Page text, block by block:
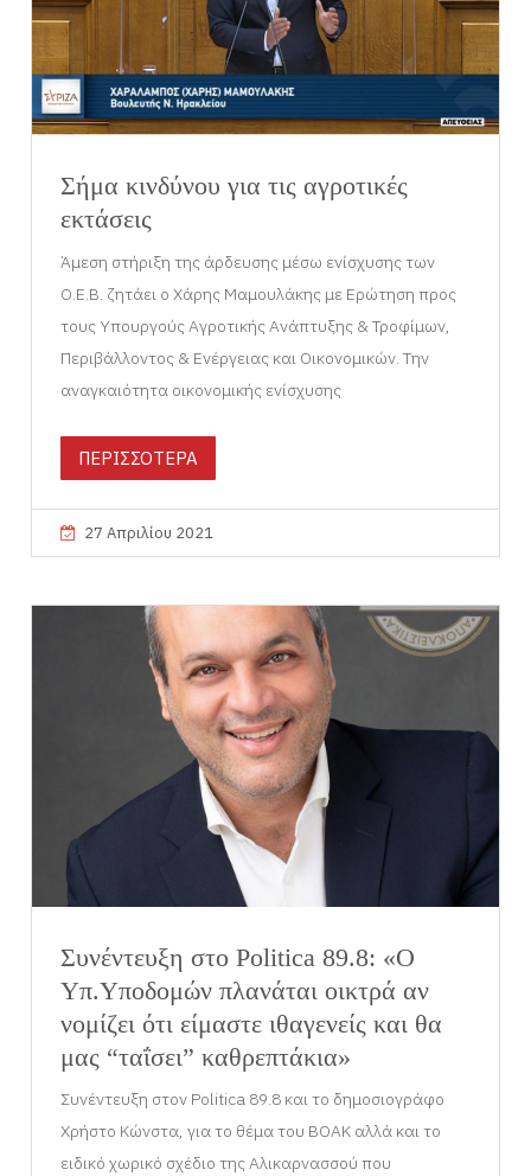
Σήμα κινδύνου για τις αγροτικές
εκτάσεις
Άμεση στήριξη της άρδευσης μέσω ενίσχυσης των
Ο.Ε.Β. ζητάει ο Χάρης Μαμουλάκης με Ερώτηση προς
τους Υπουργούς Αγροτικής Ανάπτυξης & Τροφίμων,
Περιβάλλοντος & Ενέργειας και Οικονομικών. Την
αναγκαιότητα οικονομικής ενίσχυσης
ΠΕΡΙΣΣΟΤΕΡΑ
27 Απριλίου 2021
Συνέντευξη στο Politica 89.8: «O
Υπ.Υποδομών πλανάται οικτρά αν
νομίζει ότι είμαστε ιθαγενείς και θα
μας “ταΐσει” καθρεπτάκια»
Συνέντευξη στον Politica 89.8 και το δημοσιογράφο
Χρήστο Κώνστα, για το θέμα του ΒΟΑΚ αλλά και το
ειδικό χωρικό σχέδιο της Αλικαρνασσού που